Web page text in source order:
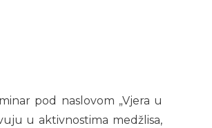
pod naslovom „Vjera u
u aktivnostima medžlisa,